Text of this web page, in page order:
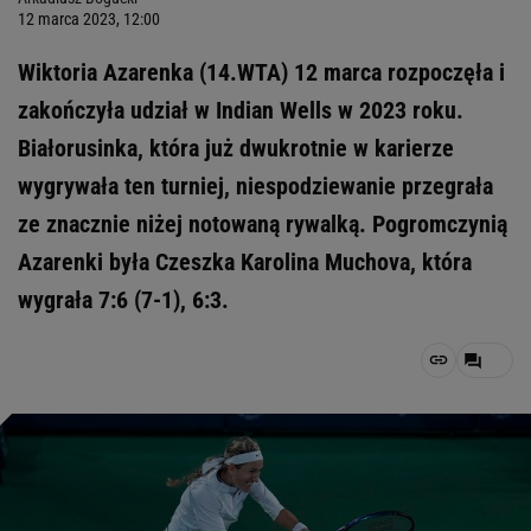
12 marca 2023, 12:00
Wiktoria Azarenka (14.WTA) 12 marca rozpoczęła i
zakończyła udział w Indian Wells w 2023 roku.
Białorusinka, która już dwukrotnie w karierze
wygrywała ten turniej, niespodziewanie przegrała
ze znacznie niżej notowaną rywalką. Pogromczynią
Azarenki była Czeszka Karolina Muchova, która
wygrała 7:6 (7-1), 6:3.